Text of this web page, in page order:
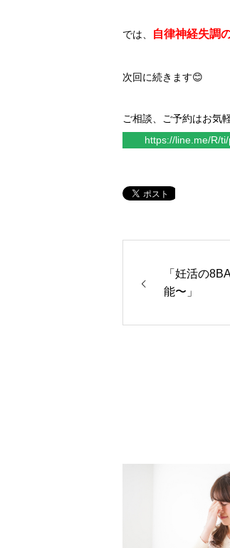
では、 自律神経失調
次回に続きます😊
ご相談、ご予約はお気
https://line.me/R/
「妊活の
能〜」